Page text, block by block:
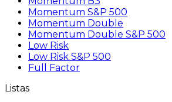
Momentum S&P 500
Momentum Double
Momentum Double S&P 500
Low Risk
Low Risk S&P 500
Full Factor
Listas